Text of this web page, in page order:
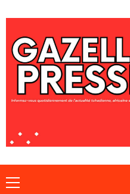
to
content
Primary